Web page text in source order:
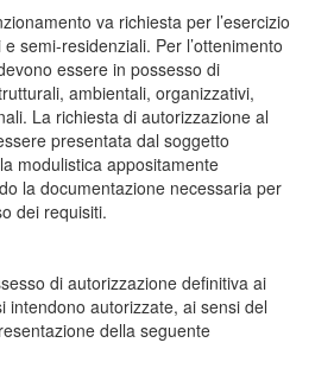
va richiesta per l’esercizio
semi-residenziali. Per l’ottenimento
essere in possesso di
ambientali, organizzativi,
La richiesta di autorizzazione al
presentata dal soggetto
modulistica appositamente
la documentazione necessaria per
dei requisiti.
di autorizzazione definitiva ai
intendono autorizzate, ai sensi del
della seguente